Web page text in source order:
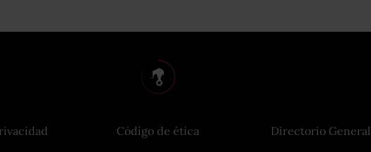
Código de ética Directorio General